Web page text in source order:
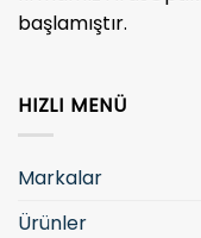
başlamıştır.
HIZLI MENÜ
Markalar
Ürünler